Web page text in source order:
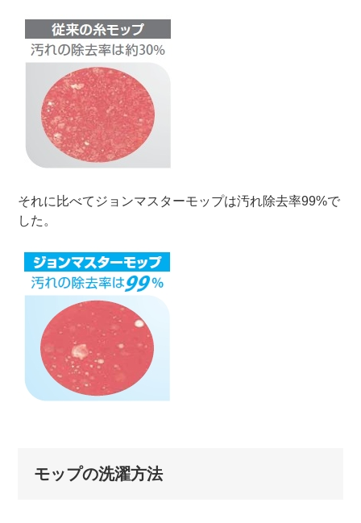
それに比べてジョンマスターモップは汚れ除去率99%で
した。
モップの洗濯方法